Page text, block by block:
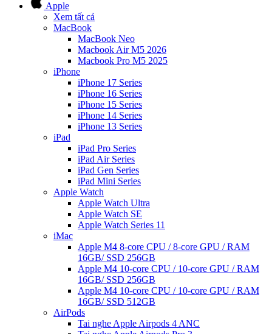
Apple
Xem tất cả
MacBook
MacBook Neo
Macbook Air M5 2026
Macbook Pro M5 2025
iPhone
iPhone 17 Series
iPhone 16 Series
iPhone 15 Series
iPhone 14 Series
iPhone 13 Series
iPad
iPad Pro Series
iPad Air Series
iPad Gen Series
iPad Mini Series
Apple Watch
Apple Watch Ultra
Apple Watch SE
Apple Watch Series 11
iMac
Apple M4 8-core CPU / 8-core GPU / RAM
16GB/ SSD 256GB
Apple M4 10-core CPU / 10-core GPU / RAM
16GB/ SSD 256GB
Apple M4 10-core CPU / 10-core GPU / RAM
16GB/ SSD 512GB
AirPods
Tai nghe Apple Airpods 4 ANC